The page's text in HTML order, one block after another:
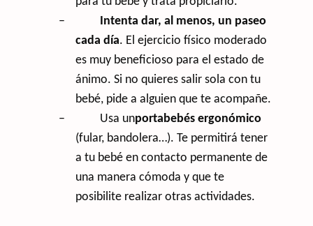
–
Intenta dar, al menos, un paseo
cada día. El ejercicio físico moderado
es muy beneficioso para el estado de
ánimo. Si no quieres salir sola con tu
bebé, pide a alguien que te acompañe.
–
Usa unportabebés ergonómico
(fular, bandolera…). Te permitirá tener
a tu bebé en contacto permanente de
una manera cómoda y que te
posibilite realizar otras actividades.